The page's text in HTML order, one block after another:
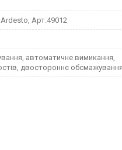
Ardesto, Арт.49012
автоматичне вимикання,
двостороннє обсмажування